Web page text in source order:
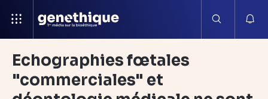
Echographies fœtales
"commerciales" et